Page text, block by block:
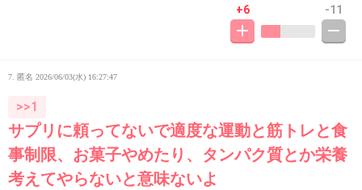
+6 -11
7. 匿名 2026/06/03(水) 16:27:47
>>1
サプリに頼ってないで適度な運動と筋トレと食
事制限、お菓子やめたり、タンパク質とか栄養
考えてやらないと意味ないよ